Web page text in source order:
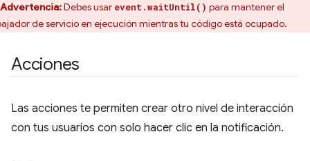
Advertencia:Debes usar event.waitUntil() para mantener el
de servicio en ejecución mientras tu código está ocupado.
Acciones
Las acciones te permiten crear otro nivel de interacción
con tus usuarios con solo hacer clic en la notificación.